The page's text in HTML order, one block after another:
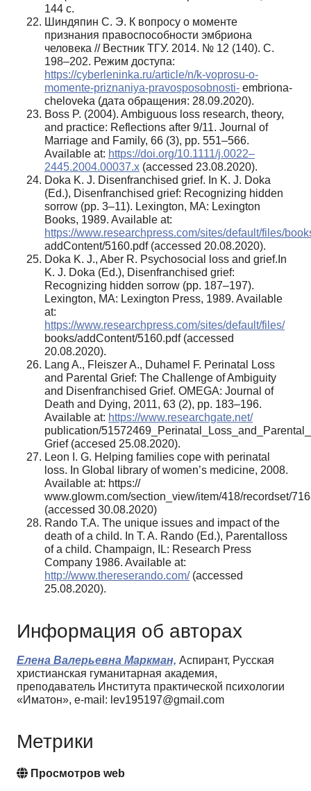
144 с.
Шиндяпин С. Э. К вопросу о моменте
признания правоспособности эмбриона
человека // Вестник ТГУ. 2014. № 12 (140). С.
198–202. Режим доступа:
https://cyberleninka.ru/article/n/k-voprosu-o-
momente-priznaniya-pravosposobnosti- embriona-
cheloveka (дата обращения: 28.09.2020).
Boss P. (2004). Ambiguous loss research, theory,
and practice: Reflections after 9/11. Journal of
Marriage and Family, 66 (3), pp. 551–566.
Available at: https://doi.org/10.1111/j.0022–
2445.2004.00037.х (accessed 23.08.2020).
Doka K. J. Disenfranchised grief. In K. J. Doka
(Ed.), Disenfranchised grief: Recognizing hidden
sorrow (pp. 3–11). Lexington, MA: Lexington
Books, 1989. Available at:
https://www.researchpress.com/sites/default/files/
addContent/5160.pdf (accessed 20.08.2020).
Doka K. J., Aber R. Psychosocial loss and grief.In
K. J. Doka (Ed.), Disenfranchised grief:
Recognizing hidden sorrow (pр. 187–197).
Lexington, MA: Lexington Press, 1989. Available
at:
https://www.researchpress.com/sites/default/files/
books/addContent/5160.pdf (accessed
20.08.2020).
Lang A., Fleiszer A., Duhamel F. Perinatal Loss
and Parental Grief: The Challenge of Ambiguity
and Disenfranchised Grief. OMEGA: Journal of
Death and Dying, 2011, 63 (2), pp. 183–196.
Available at: https://www.researchgate.net/
publication/
Grief (accesed 25.08.2020).
Leon I. G. Helping families cope with perinatal
loss. In Global library of women’s medicine, 2008.
Available at: https://
www.glowm.com/section_view/item/418/recordset/
(accessed 30.08.2020)
Rando T.A. The unique issues and impact of the
death of a child. In T. A. Rando (Ed.), Parentalloss
of a child. Champaign, IL: Research Press
Company 1986. Available at:
http://www.thereserando.com/(accessed
25.08.2020).
Информация об авторах
Елена Валерьевна Маркман, Аспирант, Русская
христианская гуманитарная академия,
преподаватель Института практической психологии
«Иматон», e-mail: lev195197@gmail.com
Метрики
Просмотров web